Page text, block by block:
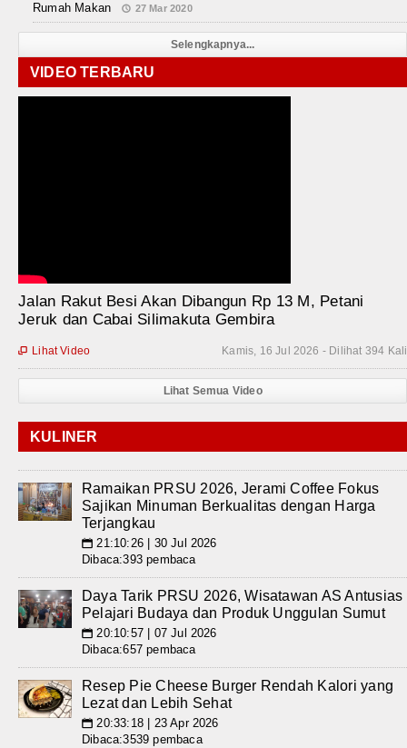
Rumah Makan
27 Mar 2020
Selengkapnya...
VIDEO TERBARU
Jalan Rakut Besi Akan Dibangun Rp 13 M, Petani
Jeruk dan Cabai Silimakuta Gembira
Kamis, 16 Jul 2026 - Dilihat 394 Kali
 Lihat Video
Lihat Semua Video
KULINER
Ramaikan PRSU 2026, Jerami Coffee Fokus
Sajikan Minuman Berkualitas dengan Harga
Terjangkau
📅 21:10:26 | 30 Jul 2026
Dibaca:393 pembaca
Daya Tarik PRSU 2026, Wisatawan AS Antusias
Pelajari Budaya dan Produk Unggulan Sumut
📅 20:10:57 | 07 Jul 2026
Dibaca:657 pembaca
Resep Pie Cheese Burger Rendah Kalori yang
Lezat dan Lebih Sehat
📅 20:33:18 | 23 Apr 2026
Dibaca:3539 pembaca